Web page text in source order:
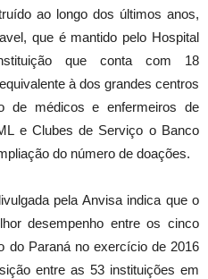
ao longo dos últimos anos,
que é mantido pelo Hospital
que conta com 18
à dos grandes centros
de médicos e enfermeiros de
e Clubes de Serviço o Banco
do número de doações.
pela Anvisa indica que o
desempenho entre os cinco
do Paraná no exercício de 2016
entre as 53 instituições em